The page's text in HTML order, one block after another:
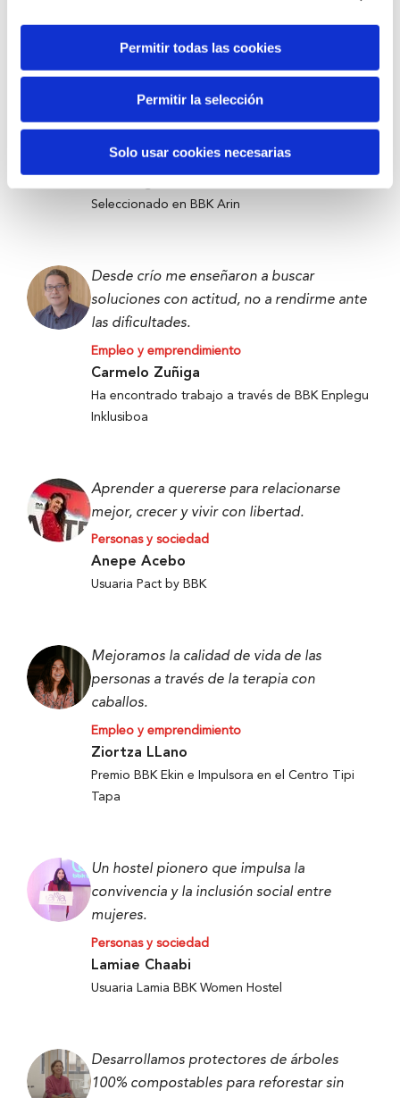
Permitir todas las cookies
Permitir la selección
Solo usar cookies necesarias
Tecnología contra el desperdicio para
llevar alimentos a quienes más lo necesitan.
Empleo y emprendimiento
Seleccionado en BBK Arin
Desde crío me enseñaron a buscar
soluciones con actitud, no a rendirme ante
las dificultades.
Empleo y emprendimiento
Carmelo Zuñiga
Ha encontrado trabajo a través de BBK Enplegu
Inklusiboa
Aprender a quererse para relacionarse
mejor, crecer y vivir con libertad.
Personas y sociedad
Anepe Acebo
Usuaria Pact by BBK
Mejoramos la calidad de vida de las
personas a través de la terapia con
caballos.
Empleo y emprendimiento
Ziortza LLano
Premio BBK Ekin e Impulsora en el Centro Tipi
Tapa
Un hostel pionero que impulsa la
convivencia y la inclusión social entre
mujeres.
Personas y sociedad
Lamiae Chaabi
Usuaria Lamia BBK Women Hostel
Desarrollamos protectores de árboles
100% compostables para reforestar sin